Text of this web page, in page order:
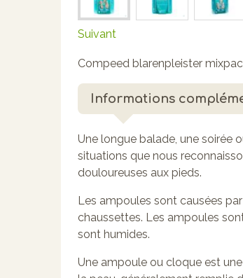
Suivant
Compeed blarenpleister
Informations
Une longue balade, une soirée
situations que nous
douloureuses aux pieds.
Les ampoules sont causées
chaussettes. Les ampoules
sont humides.
Une ampoule ou cloque est